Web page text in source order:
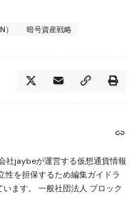
） 暗号資産戦略
社jaybeが運営する仮想通貨情報
性を担保するため編集ガイドラ
ます。 一般社団法人 ブロック